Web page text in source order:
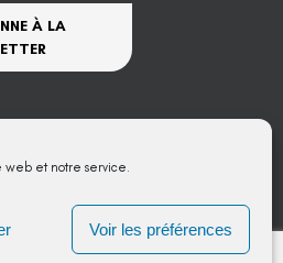
web et notre service.
Voir les préférences
À LA